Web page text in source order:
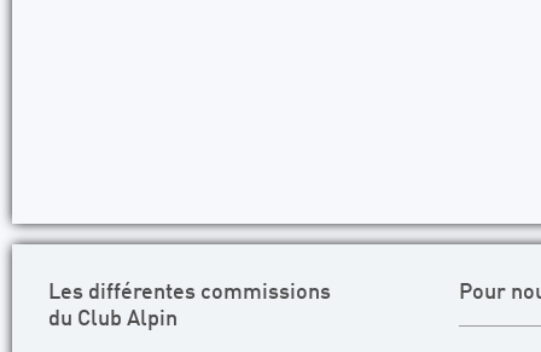
Les différentes commissions
du Club Alpin
Pour